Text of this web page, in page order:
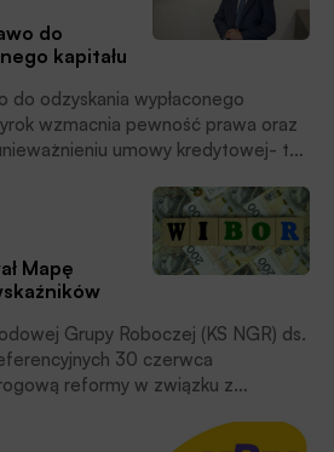
do
kapitału
do odzyskania wypłaconego
wzmacnia pewność prawa oraz
umowy kredytowej- tak
dotyczących kluczowej kwestii
banków o zwrot kapitału.
Mapę
Grupy Roboczej (KS NGR) ds.
30 czerwca
reformy w związku z
WIBID i WIBOR – podano w